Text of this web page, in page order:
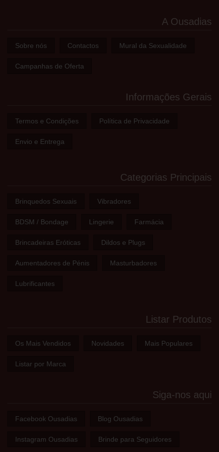
A Ousadias
Sobre nós Contactos Mural da Sexualidade
Campanhas de Oferta
Informações Gerais
Termos e Condições Política de Privacidade
Envio e Entrega
Categorias Principais
Brinquedos Sexuais Vibradores
BDSM / Bondage Lingerie Farmácia
Brincadeiras Eróticas Dildos e Plugs
Aumentadores de Pénis Masturbadores
Lubrificantes
Listar Produtos
Os Mais Vendidos Novidades Mais Populares
Listar por Marca
Siga-nos aqui
Facebook Ousadias Blog Ousadias
Instagram Ousadias Brinde para Seguidores